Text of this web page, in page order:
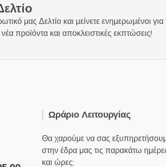
μας Δελτίο και μείνετε ενημερωμένοι για
προϊόντα και αποκλειστικές εκπτώσεις!
Ωράριο Λειτουργίας
Θα χαρούμε να σας
στην έδρα μας τις παρακάτω
και ώρες: